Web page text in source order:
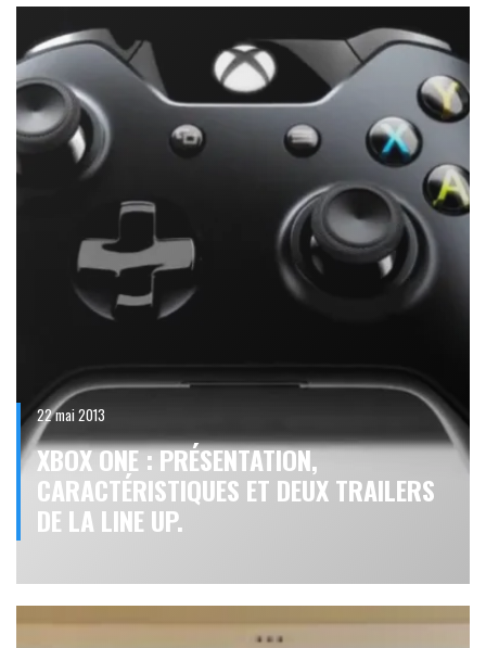
22 mai 2013
XBOX ONE : PRÉSENTATION,
CARACTÉRISTIQUES ET DEUX TRAILERS
DE LA LINE UP.